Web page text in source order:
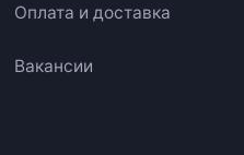
Оплата и доставка
Вакансии